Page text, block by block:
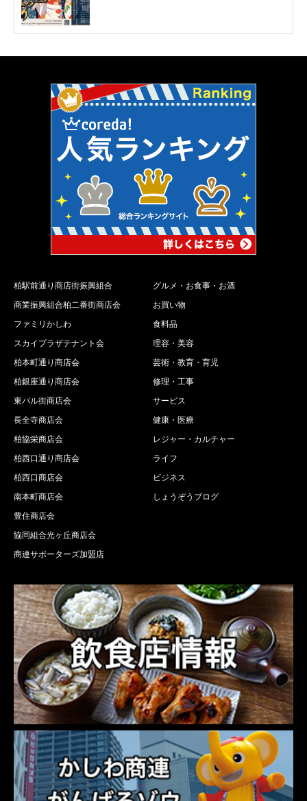
柏駅前通り商店街振興組合
商業振興組合柏二番街商店会
ファミリかしわ
スカイプラザテナント会
柏本町通り商店会
柏銀座通り商店会
東パル街商店会
長全寺商店会
柏協栄商店会
柏西口通り商店会
柏西口商店会
南本町商店会
豊住商店会
協同組合光ヶ丘商店会
商連サポーターズ加盟店
グルメ・お食事・お酒
お買い物
食料品
理容・美容
芸術・教育・育児
修理・工事
サービス
健康・医療
レジャー・カルチャー
ライフ
ビジネス
しょうぞうブログ